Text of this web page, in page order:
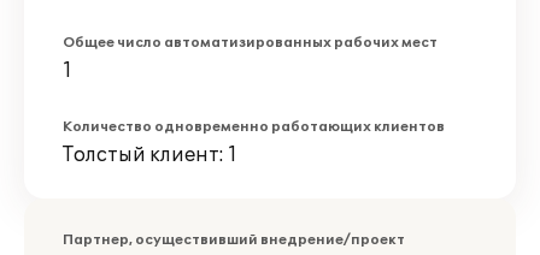
Общее число автоматизированных рабочих мест
1
Количество одновременно работающих клиентов
Толстый клиент: 1
Партнер, осуществивший внедрение/проект